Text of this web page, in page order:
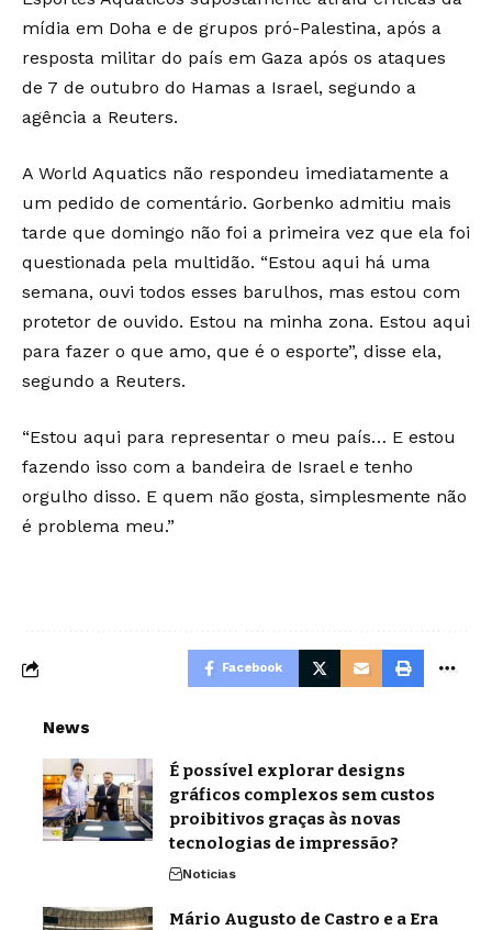
mídia em Doha e de grupos pró-Palestina, após a
resposta militar do país em Gaza após os ataques
de 7 de outubro do Hamas a Israel, segundo a
agência a Reuters.
A World Aquatics não respondeu imediatamente a
um pedido de comentário. Gorbenko admitiu mais
tarde que domingo não foi a primeira vez que ela foi
questionada pela multidão. “Estou aqui há uma
semana, ouvi todos esses barulhos, mas estou com
protetor de ouvido. Estou na minha zona. Estou aqui
para fazer o que amo, que é o esporte”, disse ela,
segundo a Reuters.
“Estou aqui para representar o meu país… E estou
fazendo isso com a bandeira de Israel e tenho
orgulho disso. E quem não gosta, simplesmente não
é problema meu.”
Facebook
News
É possível explorar designs
gráficos complexos sem custos
proibitivos graças às novas
tecnologias de impressão?
Noticias
Mário Augusto de Castro e a Era